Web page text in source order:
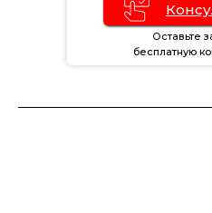
Оставьте
бесплатную